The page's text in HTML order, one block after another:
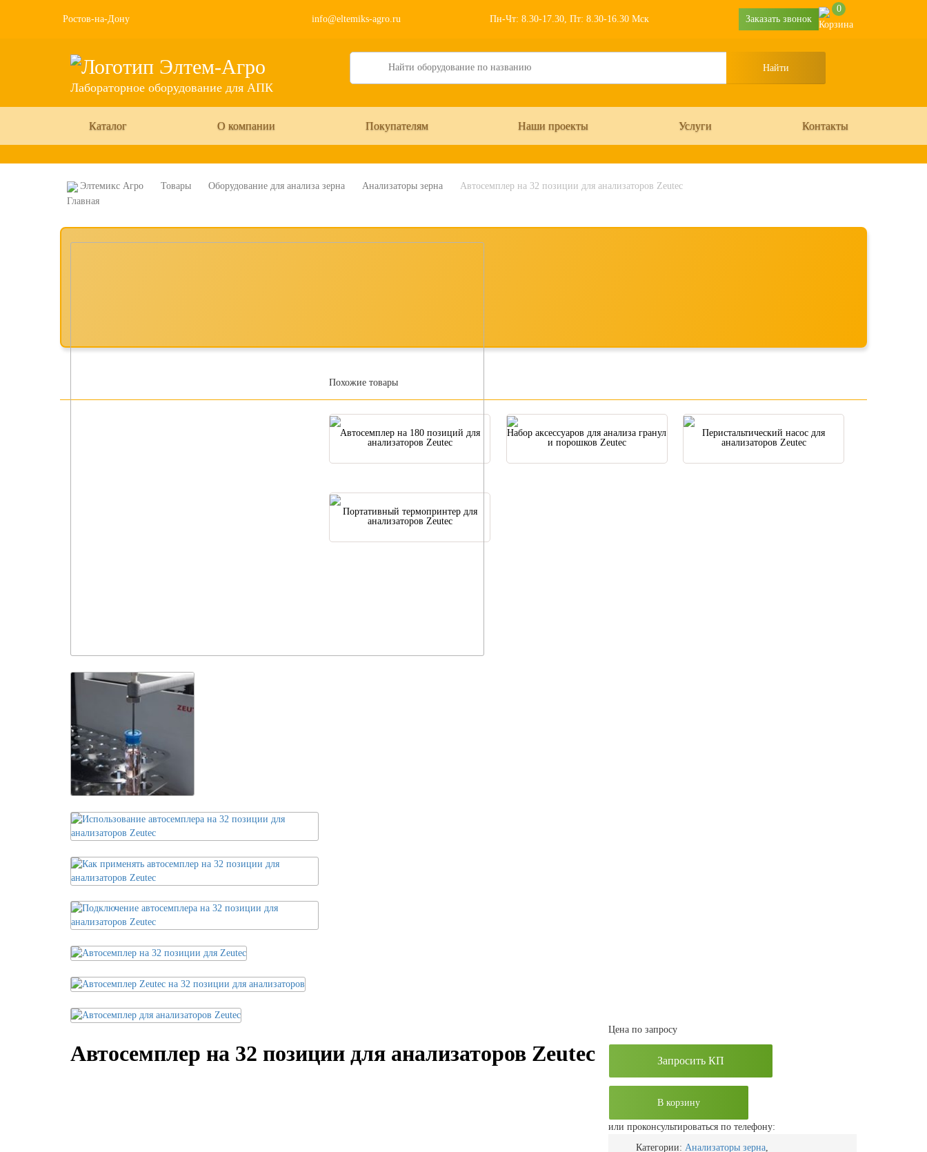
Ростов-на-Дону info@eltemiks-agro.ru Пн-Чт: 8.30-17.30, Пт: 8.30-16.30 Мск Заказать звонок
0
Лабораторное оборудование для АПК
Search
Каталог О компании Покупателям Наши проекты Услуги Контакты
Элтемикс Агро Товары Оборудование для анализа зерна Анализаторы зерна Автосемплер на 32 позиции для анализаторов Zeutec
Автосемплер на 32 позиции для анализаторов Zeutec
Цена по запросу
Запросить КП
В корзину
или проконсультироваться по телефону:
Категории: Анализаторы зерна
Похожие товары
Автосемплер на 180 позиций для
анализаторов Zeutec
Набор аксессуаров для анализа гранул
и порошков Zeutec
Перистальтический насос для
анализаторов Zeutec
Портативный термопринтер для
анализаторов Zeutec